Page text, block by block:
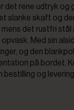
det rene udtryk og
slanke skaft og
det rustfri stål
Med sin
og den
på bordet.
og levering.